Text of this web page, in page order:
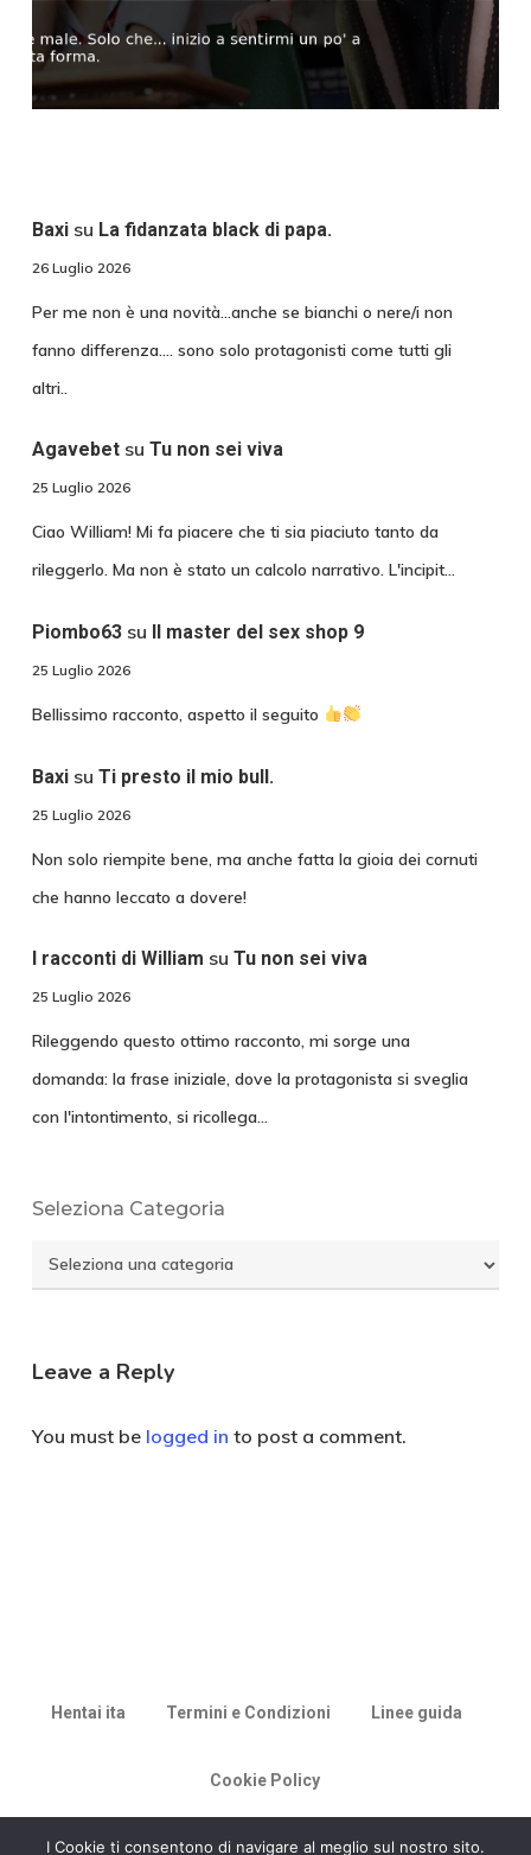
Baxisu La fidanzata black di papa.
26 Luglio 2026
Per me non è una novità...anche se bianchi o nere/i non
fanno differenza.... sono solo protagonisti come tutti gli
altri..
Agavebetsu Tu non sei viva
25 Luglio 2026
Ciao William! Mi fa piacere che ti sia piaciuto tanto da
rileggerlo. Ma non è stato un calcolo narrativo. L'incipit…
Piombo63su Il master del sex shop 9
25 Luglio 2026
Bellissimo racconto, aspetto il seguito
Baxisu Ti presto il mio bull.
25 Luglio 2026
Non solo riempite bene, ma anche fatta la gioia dei cornuti
che hanno leccato a dovere!
I racconti di William su Tu non sei viva
25 Luglio 2026
Rileggendo questo ottimo racconto, mi sorge una
domanda: la frase iniziale, dove la protagonista si sveglia
con l'intontimento, si ricollega…
Seleziona Categoria
Seleziona
Categoria
Leave a Reply
You must be logged in to post a comment.
Hentai ita Termini e Condizioni Linee guida
Cookie Policy
© 2026 Racconti di Milù.
I Cookie ti consentono di navigare al meglio sul nostro sito.